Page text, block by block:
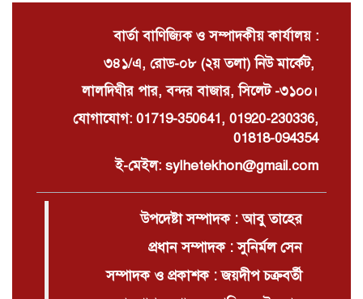
বার্তা বাণিজ্যিক ও সম্পাদকীয় কার্যালয় :
৩৪১/এ, রোড-০৮ (২য় তলা) নিউ মার্কেট,
লালদিঘীর পার, বন্দর বাজার, সিলেট -৩১০০।
যোগাযোগ: 01719-350641, 01920-230336,
01818-094354
ই-মেইল: sylhetekhon@gmail.com
উপদেষ্টা সম্পাদক : আবু তাহের
প্রধান সম্পাদক : সুনির্মল সেন
সম্পাদক ও প্রকাশক : জয়দীপ চক্রবর্তী